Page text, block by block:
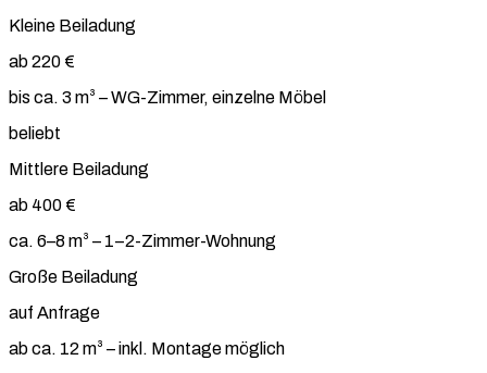
Kleine Beiladung
ab 220 €
bis ca. 3 m³ – WG-Zimmer, einzelne Möbel
beliebt
Mittlere Beiladung
ab 400 €
ca. 6–8 m³ – 1–2-Zimmer-Wohnung
Große Beiladung
auf Anfrage
ab ca. 12 m³ – inkl. Montage möglich